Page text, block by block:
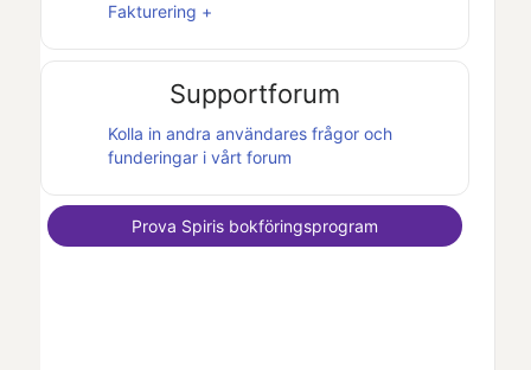
Fakturering +
Supportforum
Kolla in andra användares frågor och
funderingar i vårt forum
Prova Spiris bokföringsprogram